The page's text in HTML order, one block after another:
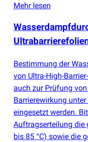
Mehr lesen
Bestimmung der
von Ultra-High-
auch zur Prüfung
Barrierewirkung
eingesetzt werden.
Auftragserteilung die
bis 85 °C) sowie die